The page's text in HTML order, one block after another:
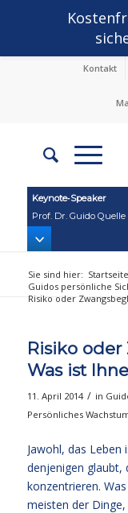
Kontakt
Keynote‑Speaker
Prof. Dr. Guido Quelle
Sie sind hier: Startseite
Guidos persönliche
Risiko oder
Risiko
Was ist
11. April 2014 / in
Persönliches
Jawohl, das
denjenigen glaubt,
konzentrieren.
meisten der